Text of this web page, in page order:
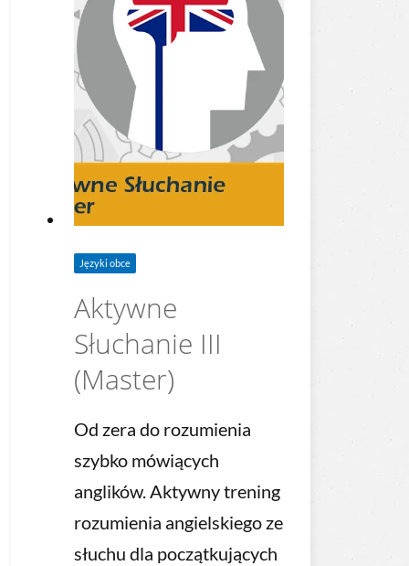
Języki obce
Aktywne
Słuchanie III
(Master)
Od zera do rozumienia
szybko mówiących
anglików. Aktywny trening
rozumienia angielskiego ze
słuchu dla początkujących